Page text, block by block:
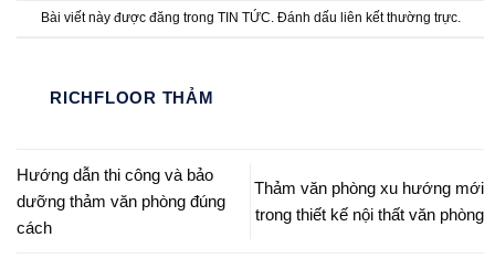
Bài viết này được đăng trong TIN TỨC . Đánh dấu liên kết thường trực.
RICHFLOOR THẢM
Hướng dẫn thi công và bảo
dưỡng thảm văn phòng đúng
cách
Thảm văn phòng xu hướng mới
trong thiết kế nội thất văn phòng